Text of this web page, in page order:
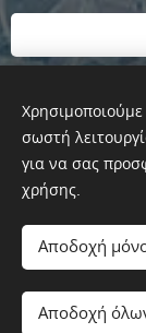
Ξεχάσατε τον
σωστή
για να σας
χρήσης.
Αποδοχή
Αποδοχή